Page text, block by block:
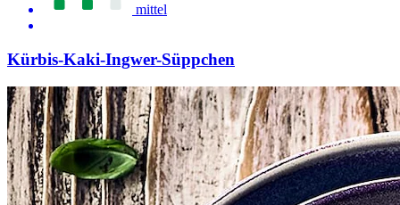
mittel
Kürbis-Kaki-Ingwer-Süppchen